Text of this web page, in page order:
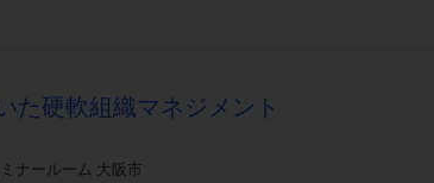
た硬軟組織マネジメント
ナールーム 大阪市